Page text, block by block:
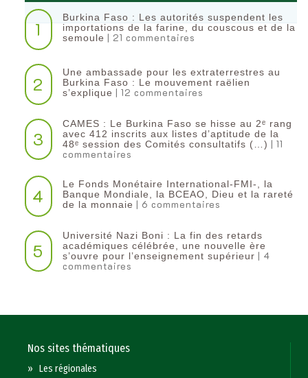
1
Burkina Faso : Les autorités suspendent les
importations de la farine, du couscous et de la
semoule | 21 commentaires
2
Une ambassade pour les extraterrestres au
Burkina Faso : Le mouvement raëlien
s’explique | 12 commentaires
3
CAMES : Le Burkina Faso se hisse au 2ᵉ rang
avec 412 inscrits aux listes d’aptitude de la
48ᵉ session des Comités consultatifs (…) | 11
commentaires
4
Le Fonds Monétaire International-FMI-, la
Banque Mondiale, la BCEAO, Dieu et la rareté
de la monnaie | 6 commentaires
5
Université Nazi Boni : La fin des retards
académiques célébrée, une nouvelle ère
s’ouvre pour l’enseignement supérieur | 4
commentaires
Nos sites thématiques
»Les régionales